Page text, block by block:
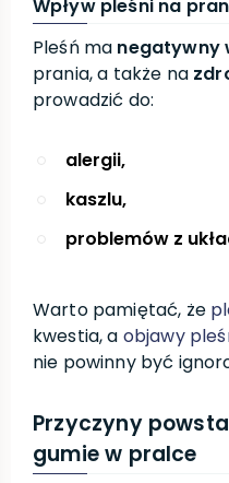
Wpływ pleśni na
Pleśń ma negatywny
prania, a także na
prowadzić do:
alergii,
kaszlu,
problemów z
Warto pamiętać, że
kwestia, a objawy
nie powinny być
Przyczyny
gumie w pralce